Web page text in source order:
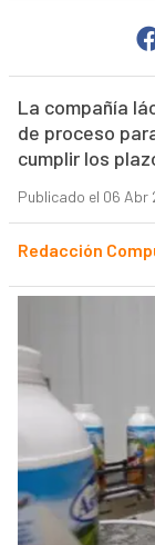
La compañía
de proceso
cumplir los
Publicado el 06 Abr
Redacción